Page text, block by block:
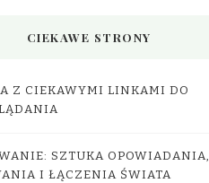
CIEKAWE STRONY
Z CIEKAWYMI LINKAMI DO
SZTUKA OPOWIADANIA,
I ŁĄCZENIA ŚWIATA